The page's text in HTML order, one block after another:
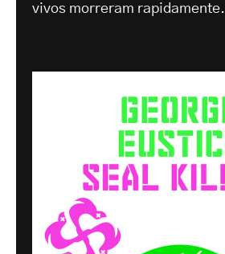
vivos morreram rapidamente.